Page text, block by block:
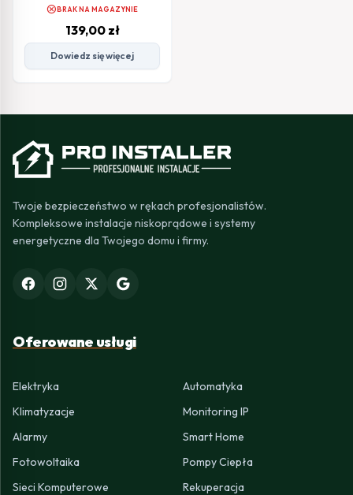
cancelBRAK NA MAGAZYNIE
139,00 zł
Dowiedz się więcej
Twoje bezpieczeństwo w rękach profesjonalistów.
Kompleksowe instalacje niskoprądowe i systemy
energetyczne dla Twojego domu i firmy.
Oferowane usługi
Elektryka
Automatyka
Klimatyzacje
Monitoring IP
Alarmy
Smart Home
Fotowoltaika
Pompy Ciepła
Sieci Komputerowe
Rekuperacja